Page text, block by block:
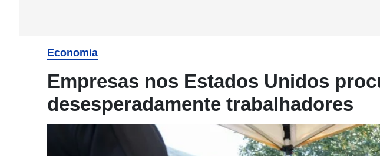
Economia
Empresas nos Estados Unidos
desesperadamente trabalhadores